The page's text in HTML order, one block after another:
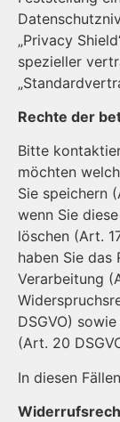
„Privacy
spezieller
Rechte der
Bitte
möchten
Sie speichern
wenn Sie
löschen (Art.
haben Sie das
Verarbeitung
DSGVO)
(Art. 20
In diesen